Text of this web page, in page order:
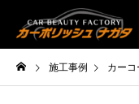
施工事例 カー